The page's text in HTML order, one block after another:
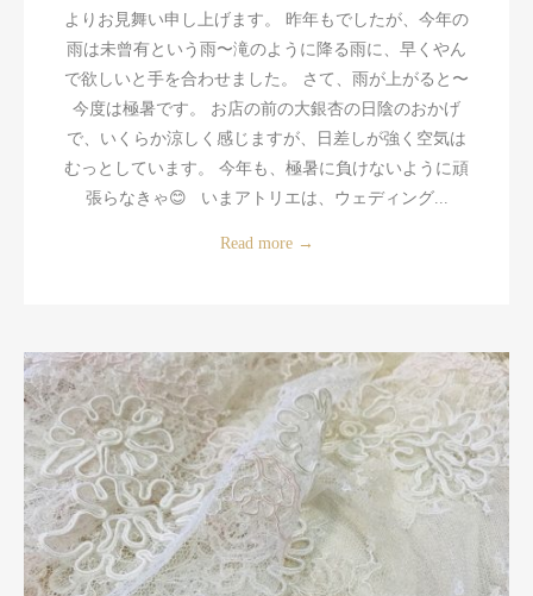
よりお見舞い申し上げます。 昨年もでしたが、今年の
雨は未曾有という雨〜滝のように降る雨に、早くやん
で欲しいと手を合わせました。 さて、雨が上がると〜
今度は極暑です。 お店の前の大銀杏の日陰のおかげ
で、いくらか涼しく感じますが、日差しが強く空気は
むっとしています。 今年も、極暑に負けないように頑
張らなきゃ😊 いまアトリエは、ウェディング...
Read more →